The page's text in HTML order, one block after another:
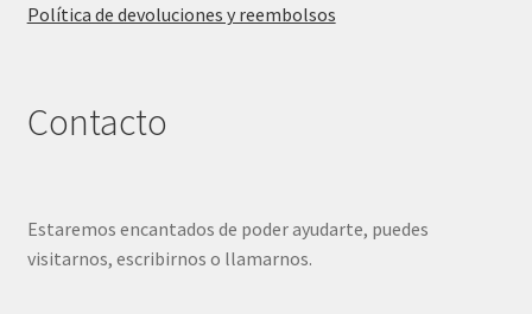
Política de devoluciones y reembolsos
Contacto
Estaremos encantados de poder ayudarte, puedes
visitarnos, escribirnos o llamarnos.